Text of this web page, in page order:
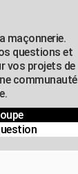
maçonnerie.
questions et
vos projets de
communauté